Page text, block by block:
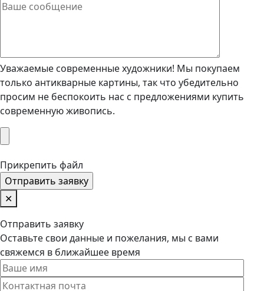
Уважаемые современные художники! Мы покупаем
только антикварные картины, так что убедительно
просим не беспокоить нас с предложениями купить
современную живопись.
Прикрепить файл
✕
Отправить заявку
Оставьте свои данные и пожелания, мы с вами
свяжемся в ближайшее время